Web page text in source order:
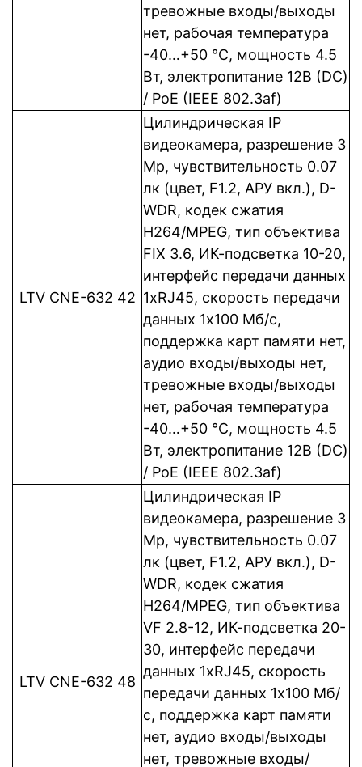
тревожные входы/выходы
нет, рабочая температура
-40…+50 °C, мощность 4.5
Вт, электропитание 12В (DC)
/ PoE (IEEE 802.3af)
LTV CNE-632 42
Цилиндрическая IP
видеокамера, разрешение 3
Mp, чувствительность 0.07
лк (цвет, F1.2, АРУ вкл.), D-
WDR, кодек сжатия
H264/MPEG, тип объектива
FIX 3.6, ИК-подсветка 10-20,
интерфейс передачи данных
1xRJ45, cкорость передачи
данных 1x100 Мб/с,
поддержка карт памяти нет,
аудио входы/выходы нет,
тревожные входы/выходы
нет, рабочая температура
-40…+50 °C, мощность 4.5
Вт, электропитание 12В (DC)
/ PoE (IEEE 802.3af)
LTV CNE-632 48
Цилиндрическая IP
видеокамера, разрешение 3
Mp, чувствительность 0.07
лк (цвет, F1.2, АРУ вкл.), D-
WDR, кодек сжатия
H264/MPEG, тип объектива
VF 2.8-12, ИК-подсветка 20-
30, интерфейс передачи
данных 1xRJ45, cкорость
передачи данных 1x100 Мб/
с, поддержка карт памяти
нет, аудио входы/выходы
нет, тревожные входы/